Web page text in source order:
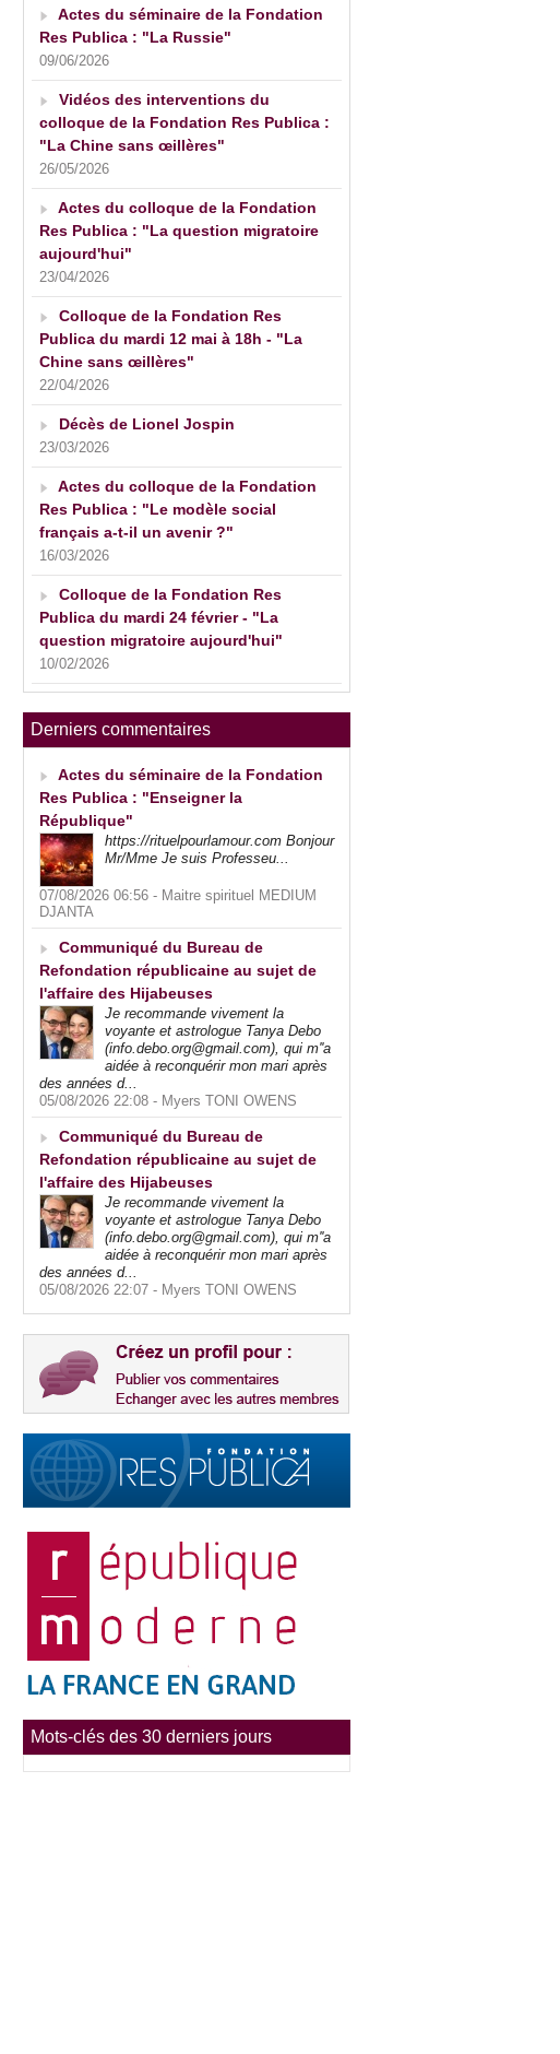
Actes du séminaire de la Fondation
Res Publica : "La Russie"
09/06/2026
Vidéos des interventions du
colloque de la Fondation Res Publica :
"La Chine sans œillères"
26/05/2026
Actes du colloque de la Fondation
Res Publica : "La question migratoire
aujourd'hui"
23/04/2026
Colloque de la Fondation Res
Publica du mardi 12 mai à 18h - "La
Chine sans œillères"
22/04/2026
Décès de Lionel Jospin
23/03/2026
Actes du colloque de la Fondation
Res Publica : "Le modèle social
français a-t-il un avenir ?"
16/03/2026
Colloque de la Fondation Res
Publica du mardi 24 février - "La
question migratoire aujourd'hui"
10/02/2026
Derniers commentaires
Actes du séminaire de la Fondation
Res Publica : "Enseigner la
République"
https://rituelpourlamour.com Bonjour
Mr/Mme Je suis Professeu...
07/08/2026 06:56 - Maitre spirituel MEDIUM
DJANTA
Communiqué du Bureau de
Refondation républicaine au sujet de
l'affaire des Hijabeuses
Je recommande vivement la
voyante et astrologue Tanya Debo
(info.debo.org@gmail.com), qui m''a
aidée à reconquérir mon mari après
des années d...
05/08/2026 22:08 - Myers TONI OWENS
Communiqué du Bureau de
Refondation républicaine au sujet de
l'affaire des Hijabeuses
Je recommande vivement la
voyante et astrologue Tanya Debo
(info.debo.org@gmail.com), qui m''a
aidée à reconquérir mon mari après
des années d...
05/08/2026 22:07 - Myers TONI OWENS
Mots-clés des 30 derniers jours